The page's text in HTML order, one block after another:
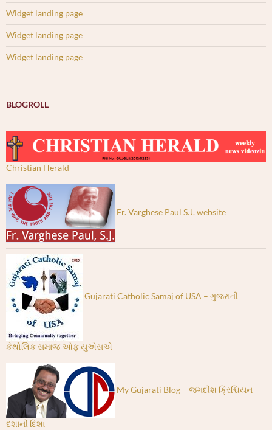
Widget landing page
Widget landing page
Widget landing page
BLOGROLL
Christian Herald
Fr. Varghese Paul S.J. website
Gujarati Catholic Samaj of USA – ગુજરાતી
કેથોલિક સમાજ ઓફ યુએસએ
My Gujarati Blog – જગદીશ ક્રિશ્ચિયન –
દશાની દિશા